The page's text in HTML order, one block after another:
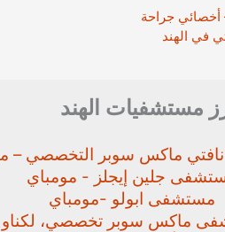
جراحة
في الهند
مستشفيات الهند
ماكس سوبر التخصصي –
جلين إيجلز - مومباي
مستشفى ابولو -مومباي
ماكس سوبر تخصصي، لكناو